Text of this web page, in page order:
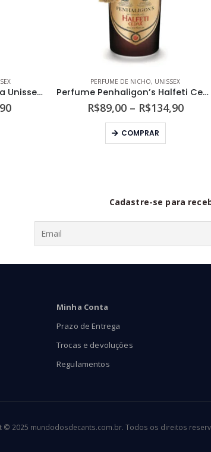
BDK Parfums Velvet Tonka Unissex Eau de Parfum
Faixa
variantes. As opções podem ser escolhidas na página do produto
PERFUME DE NICHO, UNISSEX
Perfume Penhaligon’s Halfeti Cedar Unissex Eau de Parfum
R$89,00 – R$134,90Faixa
COMPRAR
Este produto tem várias variantes. As opções podem ser escolhidas na página do produto
Cadastre-se para
Minha Conta
Prazo de Entrega
Trocas e devoluções
Regulamentos
© 2025 mundodosdecants.com.br. Todos os direitos